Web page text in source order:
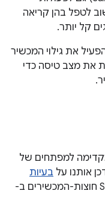
לטפל בהן קריאה
את גילוי המכשיר
את מצב טיסה כדי
למפתחים של
בעיות
שמצאתם או על רעיונות לשיפור ה-SDK חוצות-המכשירים ב-